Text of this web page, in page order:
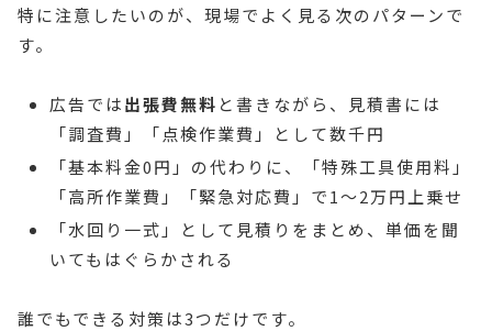
特に注意したいのが、現場でよく見る次のパターンで
す。
広告では出張費無料 と書きながら、見積書には
「調査費」「点検作業費」として数千円
「基本料金0円」の代わりに、「特殊工具使用料」
「高所作業費」「緊急対応費」で1〜2万円上乗せ
「水回り一式」として見積りをまとめ、単価を聞
いてもはぐらかされる
誰でもできる対策は3つだけです。